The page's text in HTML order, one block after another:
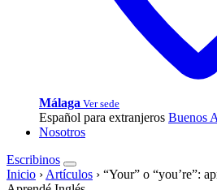
Málaga Ver sede
Español para extranjeros Buenos
Nosotros
Escribinos
Inicio › Artículos › “Your” o “you’re”: